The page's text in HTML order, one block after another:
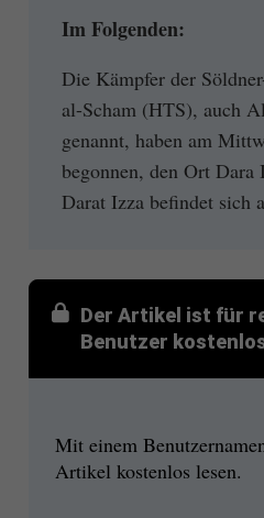
Im Folgenden:
Die Kämpfer der
al-Scham (HTS), auch
genannt, haben am
begonnen, den Ort Dara
Darat Izza befindet sich
Der Artikel ist für
Benutzer
Mit einem
Artikel kostenlos lesen.